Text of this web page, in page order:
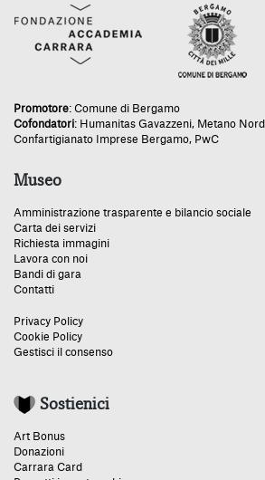
Promotore: Comune di Bergamo
Cofondatori: Humanitas Gavazzeni, Metano Nord
Confartigianato Imprese Bergamo, PwC
Museo
Amministrazione trasparente e bilancio sociale
Carta dei servizi
Richiesta immagini
Lavora con noi
Bandi di gara
Contatti
Privacy Policy
Cookie Policy
Gestisci il consenso
Sostienici
Art Bonus
Donazioni
Carrara Card